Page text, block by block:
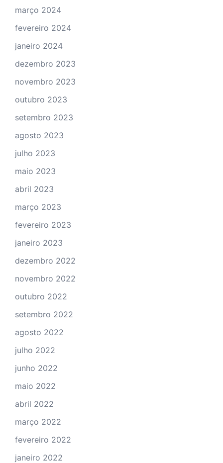
março 2024
fevereiro 2024
janeiro 2024
dezembro 2023
novembro 2023
outubro 2023
setembro 2023
agosto 2023
julho 2023
maio 2023
abril 2023
março 2023
fevereiro 2023
janeiro 2023
dezembro 2022
novembro 2022
outubro 2022
setembro 2022
agosto 2022
julho 2022
junho 2022
maio 2022
abril 2022
março 2022
fevereiro 2022
janeiro 2022